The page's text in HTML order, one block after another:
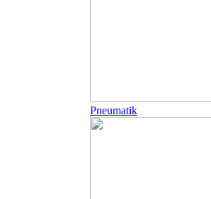
Pneumatik